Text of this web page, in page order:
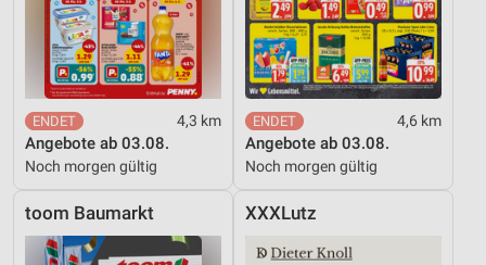
4,3 km
Angebote ab 03.08.
Noch morgen gültig
4,6 km
Angebote ab 03.08.
Noch morgen gültig
toom Baumarkt XXXLutz